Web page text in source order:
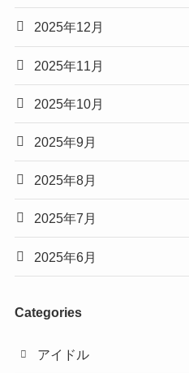
2025年12月
2025年11月
2025年10月
2025年9月
2025年8月
2025年7月
2025年6月
Categories
アイドル